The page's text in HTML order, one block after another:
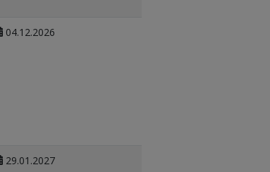
04.12.2026
29.01.2027